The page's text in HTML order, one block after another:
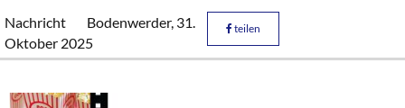
Nachricht Bodenwerder, 31.
Oktober 2025
teilen